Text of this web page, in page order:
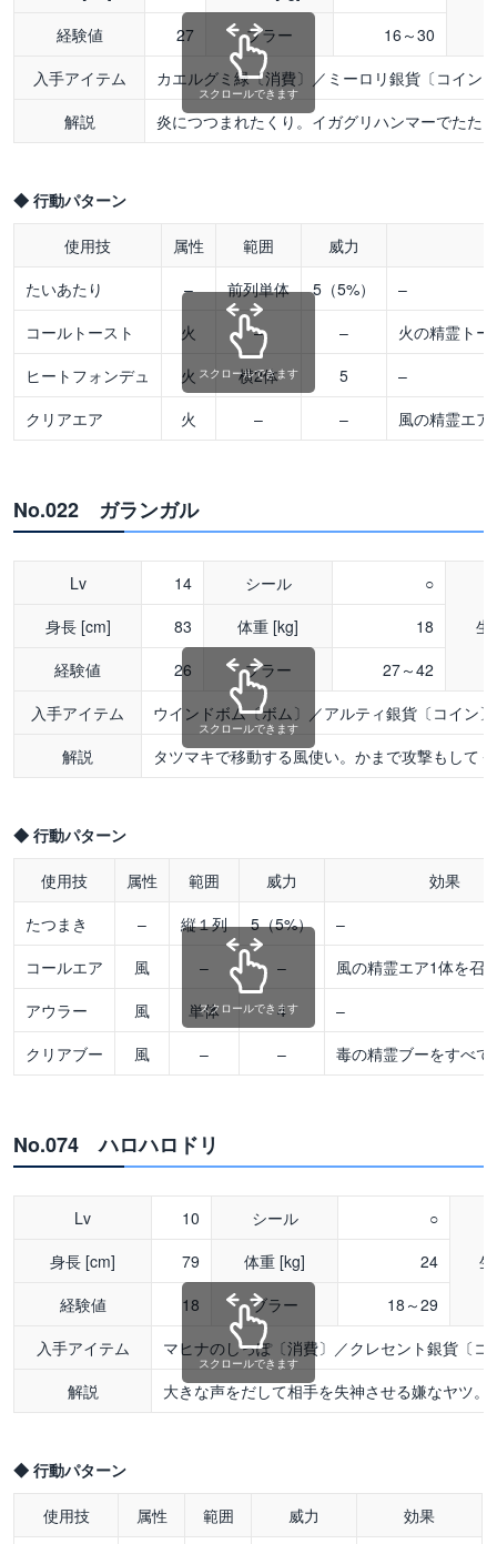
経験値
27 ブラー
16～30
入手アイテム
カエルグミ緑〔消費〕／ミーロリ銀貨〔コイン
解説
炎につつまれたくり。イガグリハンマーでたた
スクロールできます
◆ 行動パターン
使用技 属性 範囲 威力
たいあたり
– 前列単体 5（5%）
–
コールトースト
火 – –
火の精霊ト
ヒートフォンデュ
火 横2体 5
–
クリアエア
火 – – 風の精霊エ
スクロールできます
No.022 ガランガル
Lv 14 シール
○
生
身長 [cm] 83 体重 [kg]
18
経験値
26 ブラー
27～42
入手アイテム
ウインドボム〔ボム〕／アルティ銀貨〔コイン〕
解説
タツマキで移動する風使い。かまで攻撃もして
スクロールできます
◆ 行動パターン
使用技 属性 範囲 威力
効果
たつまき
– 縦１列 5（5%）
–
コールエア
風 – –
風の精霊エア1体を召
アウラー
風 単体 4
–
クリアブー
風 – – 毒の精霊ブーをすべて
スクロールできます
No.074 ハロハロドリ
Lv 10 シール
○
身長 [cm] 79 体重 [kg]
24
経験値
18 ブラー
18～29
入手アイテム
マヒナのしっぽ〔消費〕／クレセント銀貨〔コ
解説
大きな声をだして相手を失神させる嫌なヤツ。
スクロールできます
◆ 行動パターン
使用技 属性 範囲 威力
効果